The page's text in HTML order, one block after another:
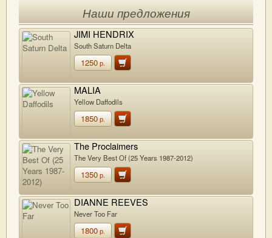
Наши предложения
JIMI HENDRIX
South Saturn Delta
1250р.
MALIA
Yellow Daffodils
1850р.
The Proclaimers
The Very Best Of (25 Years 1987-2012)
1350р.
DIANNE REEVES
Never Too Far
1800р.